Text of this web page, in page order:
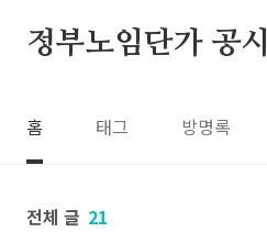
정부노임단가 공시
홈 태그 방명록
전체 글 21